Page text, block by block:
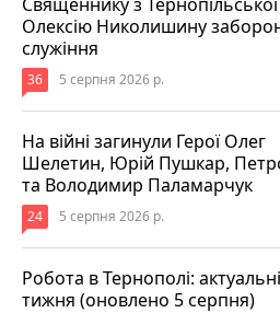
Олексію Николишину
служіння
36 5 серпня 2026 р.
На війні загинули Герої Олег
Шелетин, Юрій Пушкар,
та Володимир Паламарчук
24 5 серпня 2026 р.
Робота в Тернополі: актуальні
тижня (оновлено 5 серпня)